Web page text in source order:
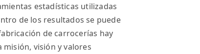
estadísticas utilizadas
de los resultados se puede
de carrocerías hay
visión y valores